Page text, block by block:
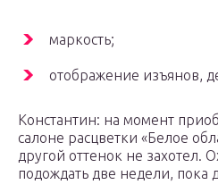
маркость;
отображение изъянов,
Константин: на момент
салоне расцветки «Белое
другой оттенок не захотел.
подождать две недели, пока